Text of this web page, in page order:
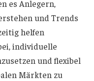
es Anlegern,
und Trends
helfen
individuelle
und flexibel
Märkten zu